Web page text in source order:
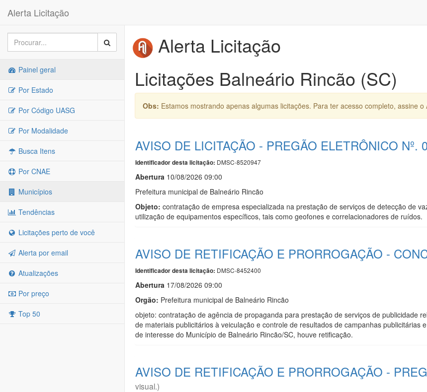
Alerta Licitação
Painel geral
Por Estado
Por Código UASG
Por Modalidade
Busca Itens
Por CNAE
Municípios
Tendências
Licitações perto de você
Alerta por email
Atualizações
Por preço
Top 50
Alerta Licitação
Licitações Balneário Rincão (SC)
Obs: Estamos mostrando apenas algumas licitações. Para ter acesso completo, assine o
AVISO DE LICITAÇÃO - PREGÃO ELETRÔNICO Nº.
Identificador desta licitação: DMSC-8520947
Abertura 10/08/2026 09:00
Prefeitura municipal de Balneário Rincão
Objeto: contratação de empresa especializada na prestação de serviços de detecção de
utilização de equipamentos específicos, tais como geofones e correlacionadores de ruídos.
AVISO DE RETIFICAÇÃO E PRORROGAÇÃO -
Identificador desta licitação: DMSC-8452400
Abertura 17/08/2026 09:00
Orgão: Prefeitura municipal de Balneário Rincão
objeto: contratação de agência de propaganda para prestação de serviços de publicidade
de materiais publicitários à veiculação e controle de resultados de campanhas
de interesse do Município de Balneário Rincão/SC, houve retificação.
AVISO DE RETIFICAÇÃO E PRORROGAÇÃO -
visual.)